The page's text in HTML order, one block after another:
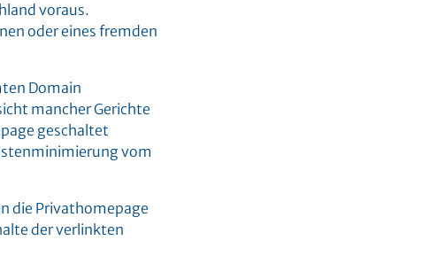
voraus.
oder eines fremden
Domain
mancher Gerichte
geschaltet
vom
die Privathomepage
der verlinkten